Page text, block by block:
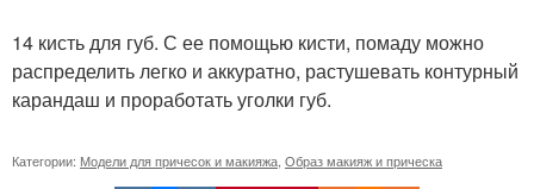
14 кисть для губ. С ее помощью кисти, помаду можно
распределить легко и аккуратно, растушевать контурный
карандаш и проработать уголки губ.
Категории: Модели для причесок и макияжа Образ макияж и прическа